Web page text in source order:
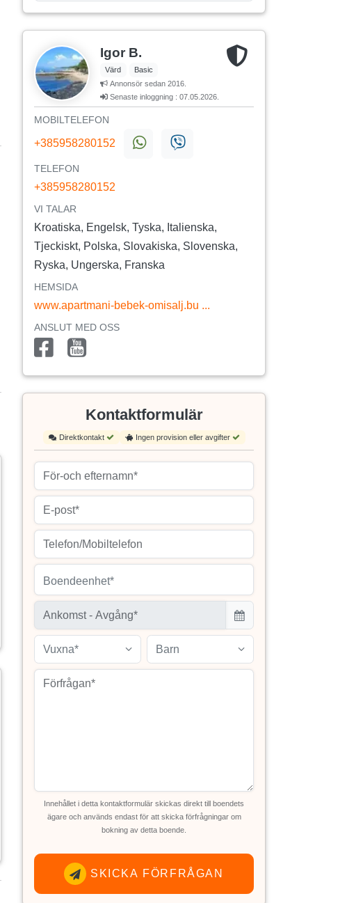
Igor B.
Värd
Basic
Annonsör sedan 2016.
Senaste inloggning : 07.05.2026.
MOBILTELEFON
+385958280152
TELEFON
+385958280152
VI TALAR
Kroatiska, Engelsk, Tyska, Italienska,
Tjeckiskt, Polska, Slovakiska, Slovenska,
Ryska, Ungerska, Franska
HEMSIDA
www.apartmani-bebek-omisalj.bu ...
ANSLUT MED OSS
Kontaktformulär
Direktkontakt Ingen provision eller avgifter
Boendeenhet*
Vuxna* Barn
Innehållet i detta kontaktformulär skickas direkt till boendets
ägare och används endast för att skicka förfrågningar om
bokning av detta boende.
SKICKA FÖRFRÅGAN